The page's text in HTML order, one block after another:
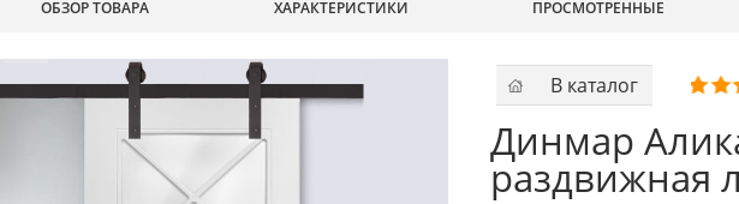
ОБЗОР ТОВАРА ХАРАКТЕРИСТИКИ ПРОСМОТРЕННЫЕ
В каталог
Динмар
раздвижная